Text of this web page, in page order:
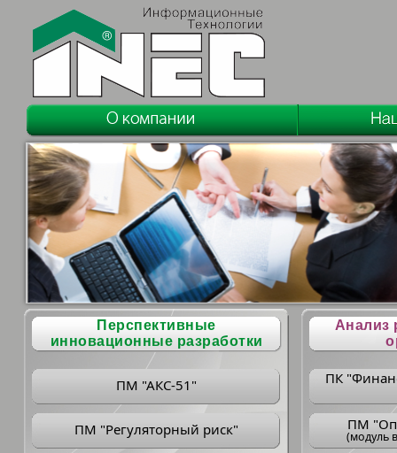
Перспективные
инновационные разработки
ПМ "АКС-51"
ПМ "Регуляторный риск"
Анализ
ПК
ПM
(модуль